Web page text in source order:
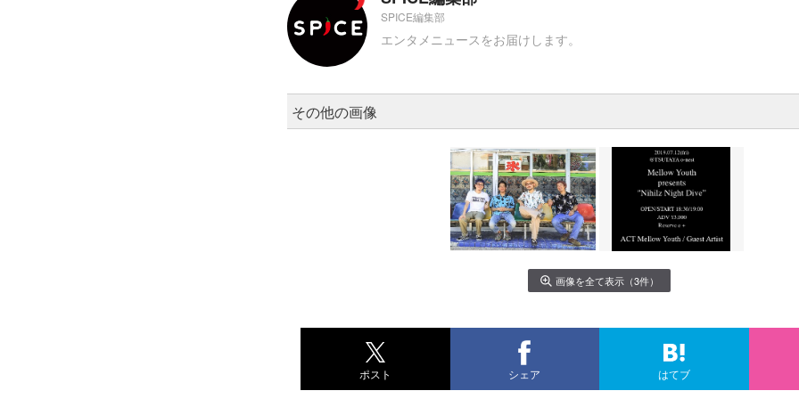
SPICE編集部
エンタメニュースをお届けします。
その他の画像
画像を全て表示（3件）
ポスト シェア はてブ